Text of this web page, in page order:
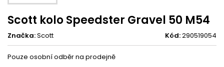
Scott kolo Speedster Gravel 50 M54
Značka:Scott Kód:290519054
Pouze osobní odběr na prodejně